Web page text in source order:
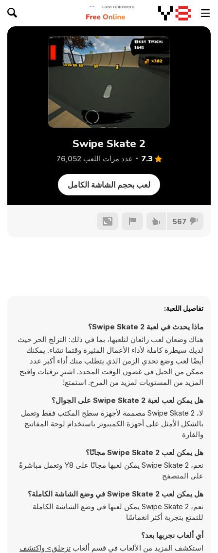
Swipe Skate 2
7.3 عدد مرات اللعب 76,052
لعب بحجم الشاشة الكامل
567
تفاصيل اللعبة:
ماذا يحدث في لعبة Swipe Skate 2؟
هناك وضعان لعب رائعان لتلعبها، بما في ذلك: التزلج الحر حيث
لديك سيطرة كاملة لأداء الأعمال المثيرة وقتما تشاء. يمكنك
أيضًا لعب وضع تحدي الزمن الذي يتطلب منك أداء أكبر عدد
ممكن من الحيل في غضون الوقت المحدد. اشترِ ترقيات وافتح
المزيد من المستويات لمزيد من المرح. استمتع!
هل يمكن لعب لعبة Swipe Skate 2 على الجوال؟
لا، Swipe Skate 2 مصممة لأجهزة سطح المكتب فقط وتعمل
بالشكل الأمثل على أجهزة الكمبيوتر باستخدام لوحة المفاتيح
والفأرة
هل يمكن لعب Swipe Skate 2 مجانًا؟
نعم، Swipe Skate 2 يمكن لعبها مجانًا على Y8 وتعمل مباشرةً
على المتصفح
هل يمكن لعب Swipe Skate 2 في وضع الشاشة الكاملة؟
نعم، Swipe Skate 2 يمكن لعبها في وضع الشاشة الكاملة
للتمتع بتجربة أكثر انغماسًا
أي ألعاب نجربها بعد؟
استكشف المزيد من الألعاب في قسم ألعاب
تزحلق> واكتشف